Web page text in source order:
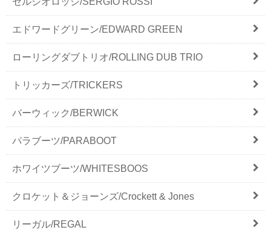
エドワードグリーン/EDWARD GREEN
ローリングダブトリオ/ROLLING DUB TRIO
トリッカーズ/TRICKERS
バーウィック/BERWICK
パラブーツ/PARABOOT
ホワイツブーツ/WHITESBOOS
クロケット＆ジョーンズ/Crockett & Jones
リーガル/REGAL